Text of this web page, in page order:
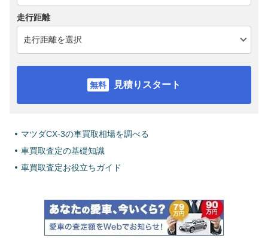
走行距離
見積りスタート
マツダCX-3の車買取相場を調べる
車買取査定の基礎知識
車買取査定お役立ちガイド